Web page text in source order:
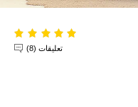
تعليقات (8)